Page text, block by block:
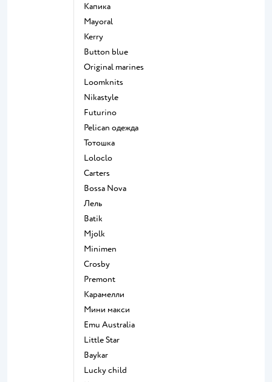
Капика
Mayoral
Kerry
Button blue
Original marines
Loomknits
Nikastyle
Futurino
Pelican одежда
Тотошка
Loloclo
Сarters
Bossa Nova
Лель
Batik
Mjolk
Minimen
Crosby
Premont
Карамелли
Мини макси
Emu Australia
Little Star
Baykar
Lucky child